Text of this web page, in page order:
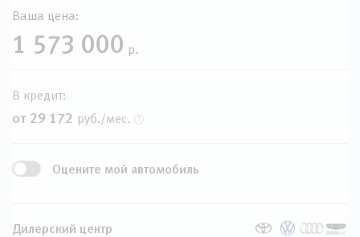
Ваша цена:
1 573 000 р.
В кредит:
от 29 172 руб./мес.
Оцените мой автомобиль
Дилерский центр